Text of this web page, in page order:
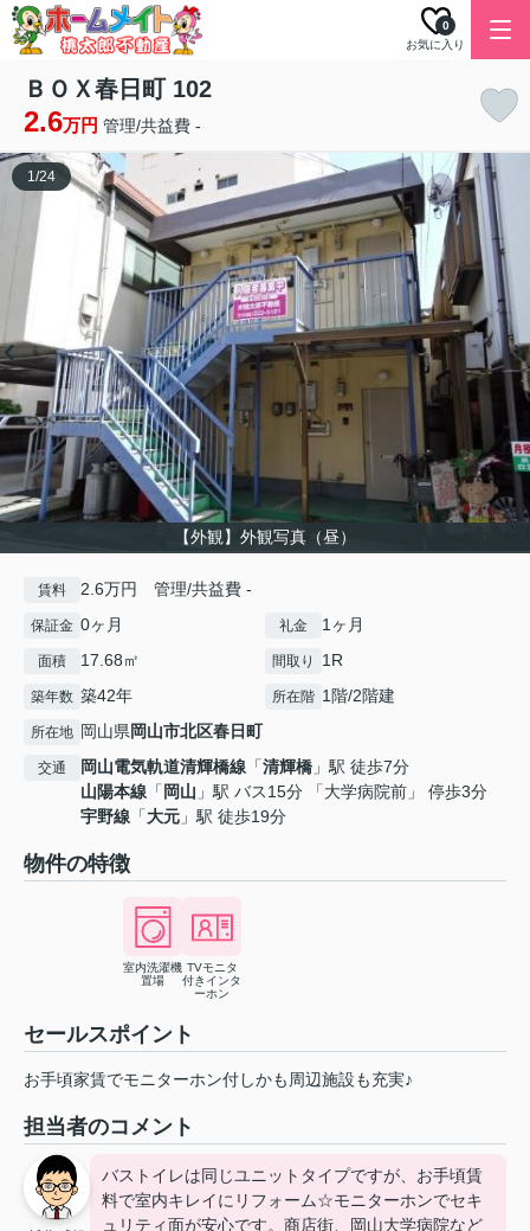
お気に入り
0
ＢＯＸ春日町 102
2.6万円 管理/共益費 -
【外観】外観写真（昼）
1/24
賃料 2.6万円 管理/共益費 -
保証金 0ヶ月 礼金 1ヶ月
面積 17.68㎡ 間取り 1R
築年数 築42年 所在階 1階/2階建
所在地 岡山県岡山市北区春日町
交通 岡山電気軌道清輝橋線 「清輝橋 」駅 徒歩7分
山陽本線 「 岡山 」駅 バス15分 「大学病院前」 停歩3分
宇野線 「大元 」駅 徒歩19分
物件の特徴
室内洗濯機
置場
TVモニタ
付きインタ
ーホン
セールスポイント
お手頃家賃でモニターホン付しかも周辺施設も充実♪
担当者のコメント
バストイレは同じユニットタイプですが、お手頃賃
料で室内キレイにリフォーム☆モニターホンでセキ
ュリティ面が安心です。商店街、岡山大学病院など